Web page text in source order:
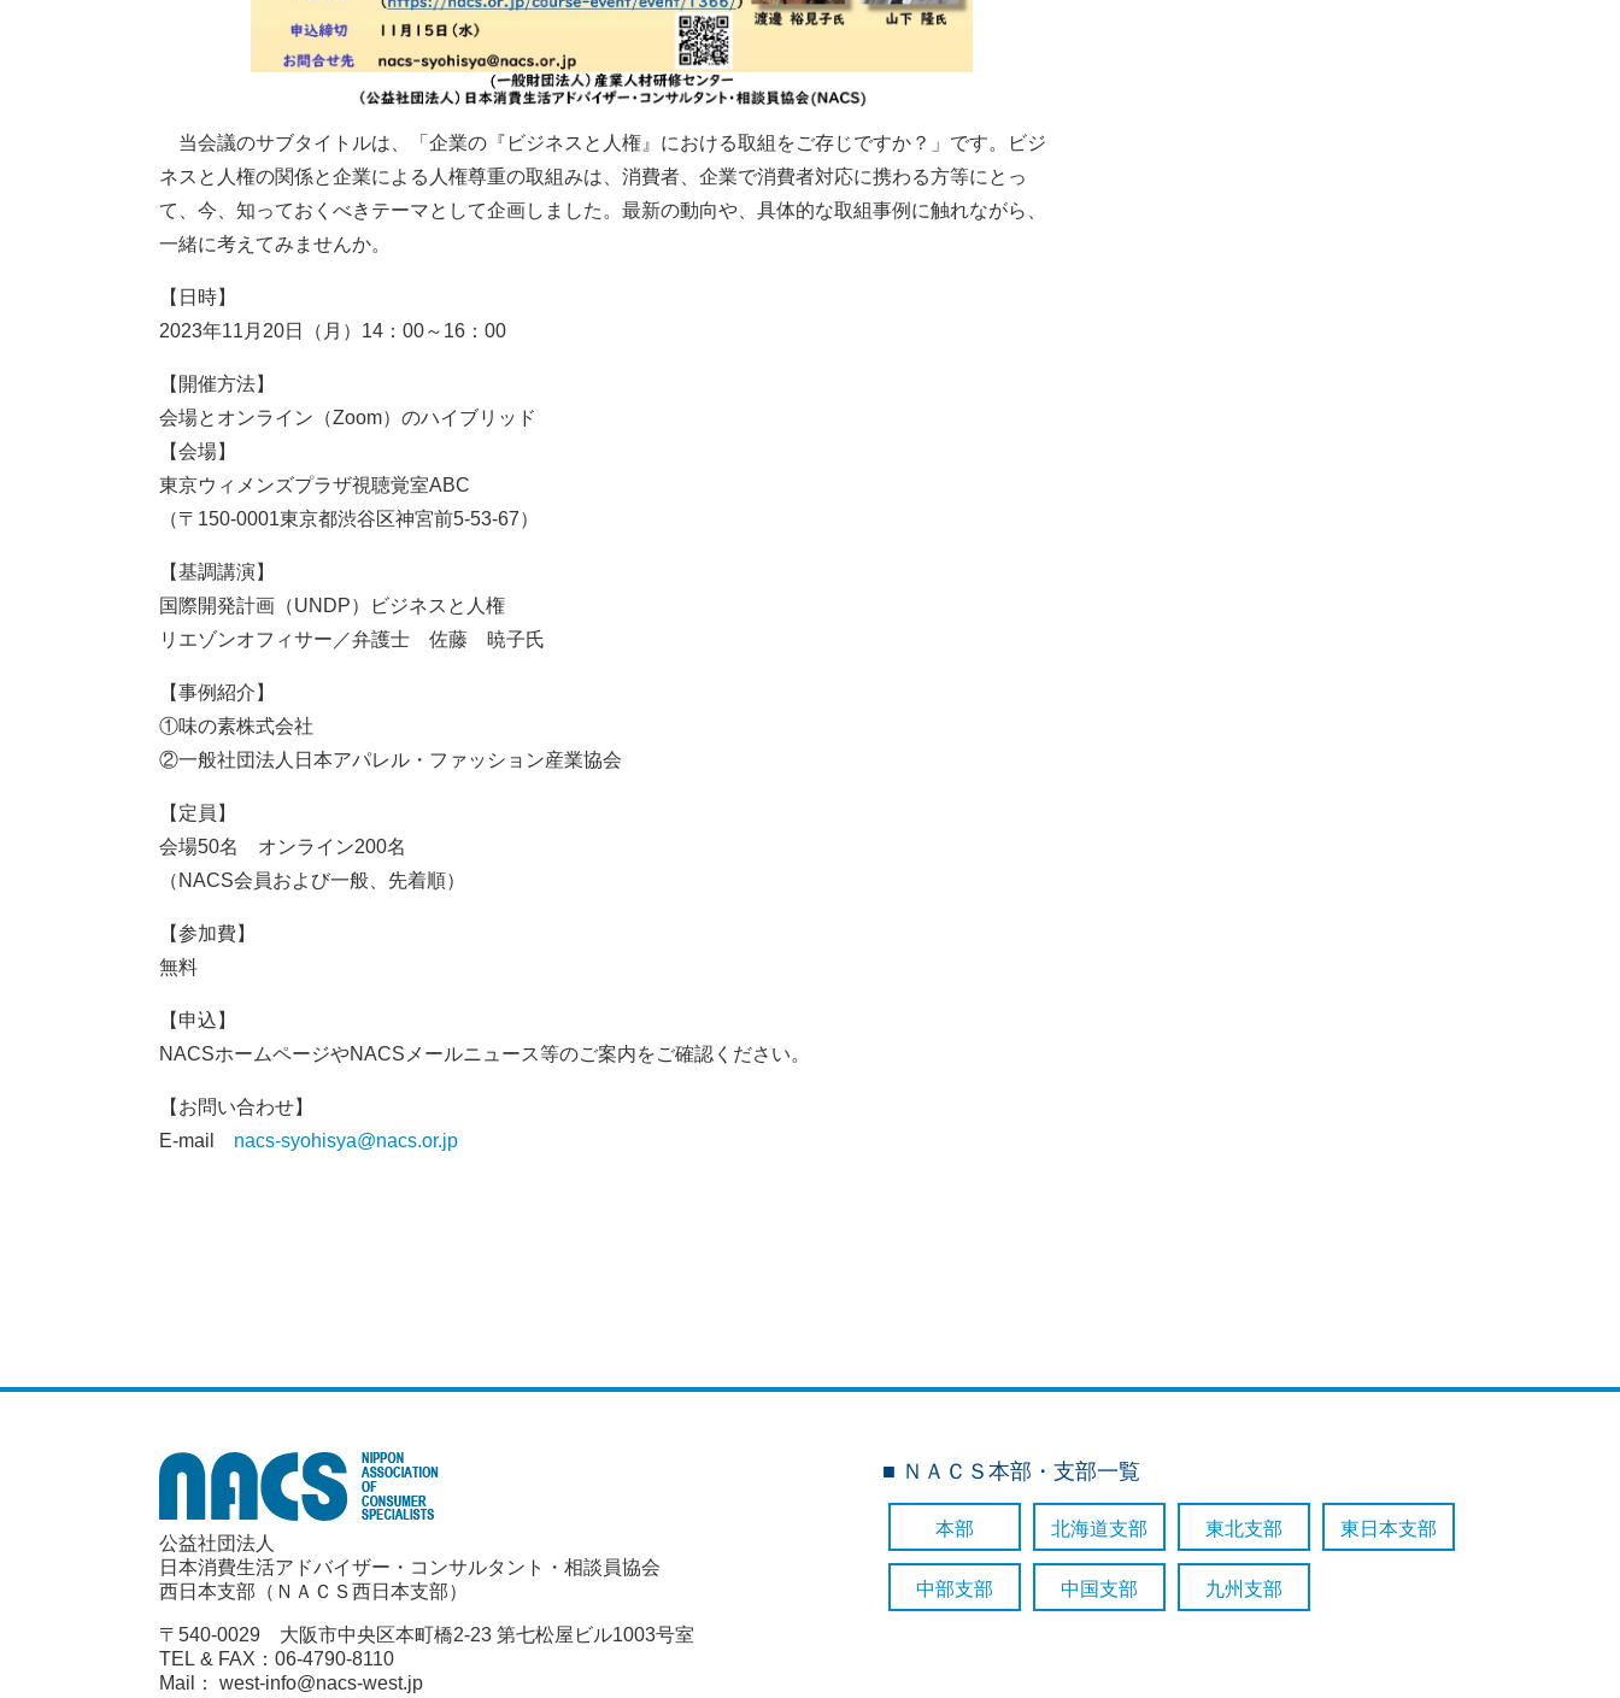
当会議のサブタイトルは、「企業の『ビジネスと人権』における取組をご存じですか？」です。ビジ
ネスと人権の関係と企業による人権尊重の取組みは、消費者、企業で消費者対応に携わる方等にとっ
て、今、知っておくべきテーマとして企画しました。最新の動向や、具体的な取組事例に触れながら、
一緒に考えてみませんか。
【日時】
2023年11月20日（月）14：00～16：00
【開催方法】
会場とオンライン（Zoom）のハイブリッド
【会場】
東京ウィメンズプラザ視聴覚室ABC
（〒150-0001東京都渋谷区神宮前5-53-67）
【基調講演】
国際開発計画（UNDP）ビジネスと人権
リエゾンオフィサー／弁護士 佐藤 暁子氏
【事例紹介】
①味の素株式会社
②一般社団法人日本アパレル・ファッション産業協会
【定員】
会場50名 オンライン200名
（NACS会員および一般、先着順）
【参加費】
無料
【申込】
NACSホームページやNACSメールニュース等のご案内をご確認ください。
【お問い合わせ】
E-mail nacs-syohisya@nacs.or.jp
公益社団法人
日本消費生活アドバイザー・コンサルタント・相談員協会
西日本支部（ＮＡＣＳ西日本支部）
〒540-0029 大阪市中央区本町橋2-23 第七松屋ビル1003号室
TEL & FAX：06-4790-8110
Mail： west-info@nacs-west.jp
■ ＮＡＣＳ本部・支部一覧
本部 北海道支部 東北支部 東日本支部
中部支部 中国支部 九州支部